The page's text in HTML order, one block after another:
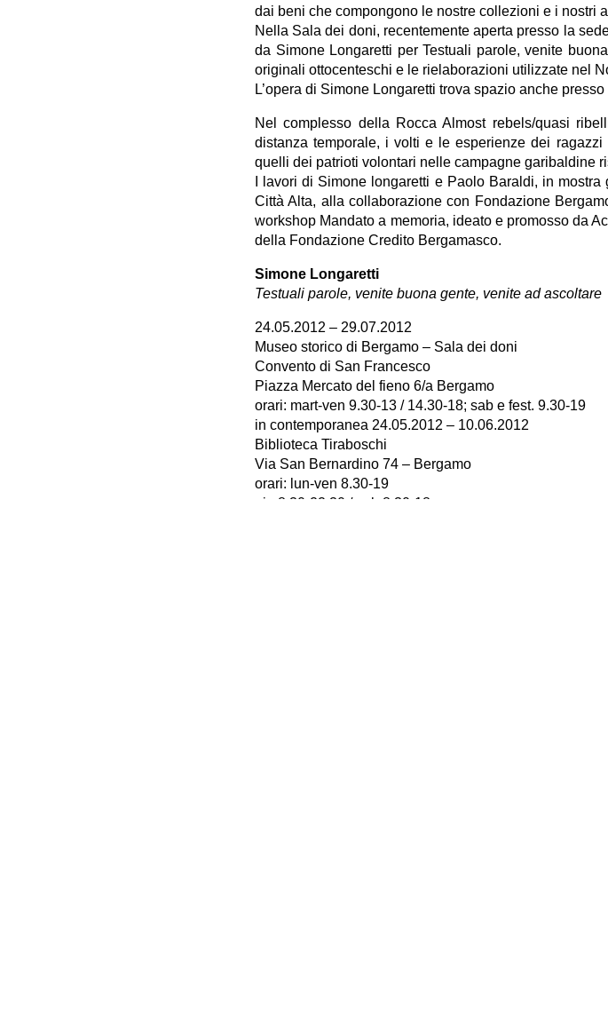
dai beni che compongono le nostre collezioni e i nostri
Nella Sala dei doni, recentemente aperta presso la
da Simone Longaretti per Testuali parole, venite
originali ottocenteschi e le rielaborazioni utilizzate nel
L’opera di Simone Longaretti trova spazio anche
Nel complesso della Rocca Almost rebels/quasi
distanza temporale, i volti e le esperienze dei
quelli dei patrioti volontari nelle campagne garibaldine
I lavori di Simone longaretti e Paolo Baraldi, in
Città Alta, alla collaborazione con Fondazione
workshop Mandato a memoria, ideato e promosso da
della Fondazione Credito Bergamasco.
Simone Longaretti
Testuali parole, venite buona gente, venite ad ascoltare
24.05.2012 – 29.07.2012
Museo storico di Bergamo – Sala dei doni
Convento di San Francesco
Piazza Mercato del fieno 6/a Bergamo
orari: mart-ven 9.30-13 / 14.30-18; sab e fest. 9.30-19
in contemporanea 24.05.2012 – 10.06.2012
Biblioteca Tiraboschi
Via San Bernardino 74 – Bergamo
orari: lun-ven 8.30-19
gio 8.30-22.30 / sab 8.30-18